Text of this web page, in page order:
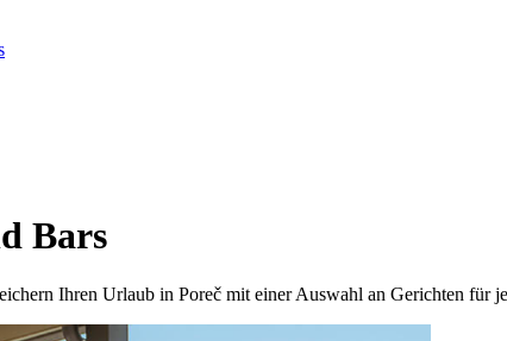
Bars
Ihren Urlaub in Poreč mit einer Auswahl an Gerichten